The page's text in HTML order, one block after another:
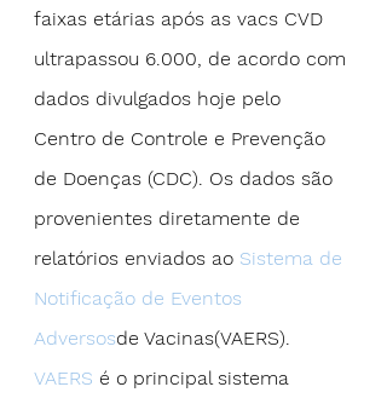
faixas etárias após as vacs CVD
ultrapassou 6.000, de acordo com
dados divulgados hoje pelo
Centro de Controle e Prevenção
de Doenças (CDC). Os dados são
provenientes diretamente de
relatórios enviados ao Sistema de
Notificação de Eventos
Adversosde Vacinas(VAERS).
VAERS é o principal sistema